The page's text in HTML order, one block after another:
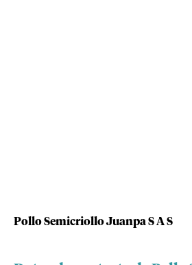
Pollo Semicriollo Juanpa S A S